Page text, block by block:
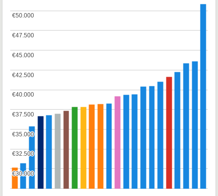
€30.000
€30.000
€32.500
€32.500
€35.000
€35.000
€37.500
€37.500
€40.000
€40.000
€42.500
€42.500
€45.000
€45.000
€47.500
€47.500
€50.000
€50.000